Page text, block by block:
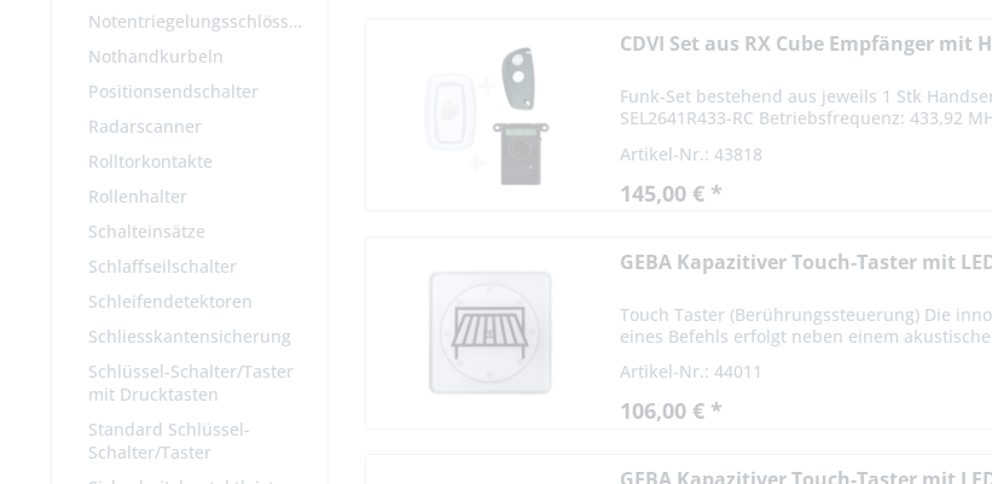
Notentriegelungsschlösser
Nothandkurbeln
Positionsendschalter
Radarscanner
Rolltorkontakte
Rollenhalter
Schalteinsätze
Schlaffseilschalter
Schleifendetektoren
Schliesskantensicherung
Schlüssel-Schalter/Taster
mit Drucktasten
Standard Schlüssel-
Schalter/Taster
CDVI Set aus RX Cube Empfänger
Funk-Set bestehend aus jeweils 1 Stk
SEL2641R433-RC Betriebsfrequenz: 433,92
Artikel-Nr.: 43818
145,00 € *
GEBA Kapazitiver Touch-Taster mit
Touch Taster (Berührungssteuerung) Die
eines Befehls erfolgt neben einem
Artikel-Nr.: 44011
106,00 € *